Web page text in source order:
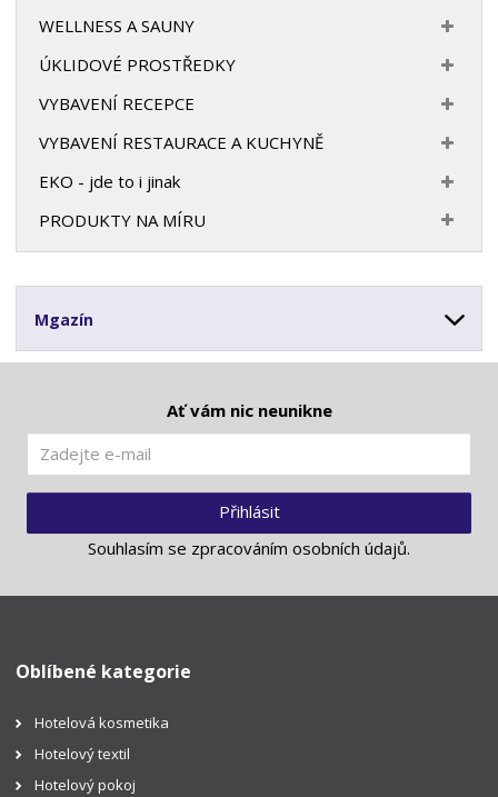
WELLNESS A SAUNY
ÚKLIDOVÉ PROSTŘEDKY
VYBAVENÍ RECEPCE
VYBAVENÍ RESTAURACE A KUCHYNĚ
EKO - jde to i jinak
PRODUKTY NA MÍRU
Mgazín
Ať vám nic neunikne
Přihlásit
Souhlasím se zpracováním osobních údajů.
Oblíbené kategorie
Hotelová kosmetika
Hotelový textil
Hotelový pokoj